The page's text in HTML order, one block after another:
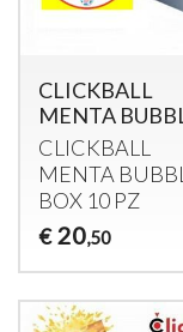
CLICKBALL
MENTA
CLICKBALL
MENTA
BOX10 PZ
€ 20,50